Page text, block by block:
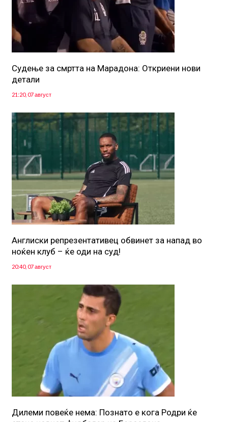
Судење за смртта на Марадона: Откриени нови
детали
21:20, 07 август
Англиски репрезентативец обвинет за напад во
ноќен клуб – ќе оди на суд!
20:40, 07 август
Дилеми повеќе нема: Познато е кога Родри ќе